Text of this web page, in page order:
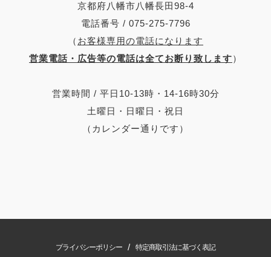
京都府八幡市八幡長田98-4
電話番号 / 075-275-7796
（ お客様専用の電話になります
営業電話・広告等の電話は全てお断り致します）
営業時間 / 平日10-13時・14-16時30分
土曜日・日曜日・祝日
（カレンダー通りです）
プライバシーポリシー / 特定商取引法に基づく表記